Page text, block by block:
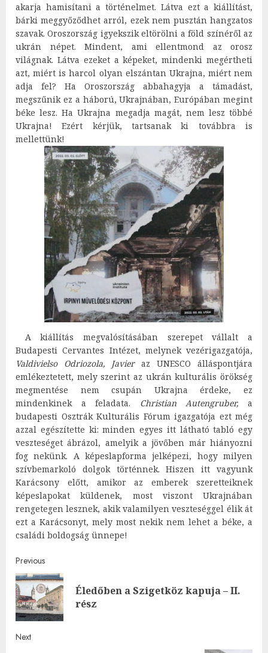
akarja hamisítani a történelmet. Látva ezt a kiállítást,
bárki meggyőződhet arról, ezek nem pusztán hangzatos
szavak. Oroszország igyekszik eltörölni a föld színéről az
ukrán népet. Mindent, ami ellentmond az orosz
világnak. Látva ezeket a képeket, mindenki megértheti
azt, miért is harcol olyan elszántan Ukrajna, miért nem
adja fel? Ha Oroszország abbahagyja a támadást,
megszűnik ez a háború, Ukrajnában, Európában megint
béke lesz. Ha Ukrajna megadja magát, nem lesz többé
Ukrajna! Ezért kérjük, tartsanak ki továbbra is
mellettünk!
A kiállítás megvalósításában szerepet vállalt a
Budapesti Cervantes Intézet, melynek vezérigazgatója,
Valdivielso Odriozola, Javier az UNESCO álláspontjára
emlékeztetett, mely szerint az ukrán kulturális örökség
megmentése nem csupán Ukrajna érdeke, ez
mindenkinek a feladata. Christian Autengruber, a
budapesti Osztrák Kulturális Fórum igazgatója ezt még
azzal egészítette ki: minden egyes itt látható tabló egy
veszteséget ábrázol, amelyik a jövőben már hiányozni
fog nekünk. A képeslapforma jelképezi, hogy milyen
szívbemarkoló dolgok történnek. Hiszen itt vagyunk
Karácsony előtt, amikor az emberek szeretteiknek
képeslapokat küldenek, most viszont Ukrajnában
rengetegen lesznek, akik valamilyen veszteséggel élik át
ezt a Karácsonyt, mely most nekik nem lehet a béke, a
családi boldogság ünnepe!
Post
navigation
Previous
Éledőben a Szigetköz kapuja – II.
rész
Next